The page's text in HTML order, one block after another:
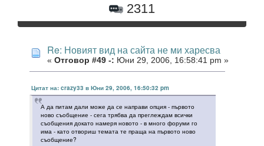
2311
Re: Новият вид на сайта не ми харесва
« Отговор #49 -: Юни 29, 2006, 16:58:41 pm »
Цитат на: crazy33 в Юни 29, 2006, 16:50:32 pm
А да питам дали може да се направи опция - първото
ново съобщение - сега трябва да преглеждам всички
съобщения докато намеря новото - в много форуми го
има - като отвориш темата те праща на първото ново
съобщение?